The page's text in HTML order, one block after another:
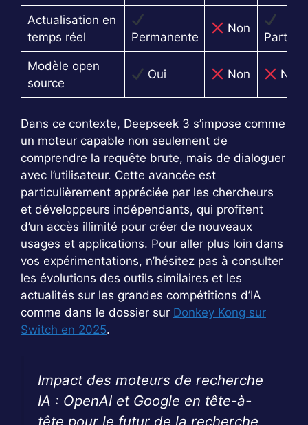
Actualisation en
temps réel
Permanente
Non
Modèle open
source
Oui Non Non
Dans ce contexte, Deepseek 3 s’impose comme
un moteur capable non seulement de
comprendre la requête brute, mais de dialoguer
avec l’utilisateur. Cette avancée est
particulièrement appréciée par les chercheurs
et développeurs indépendants, qui profitent
d’un accès illimité pour créer de nouveaux
usages et applications. Pour aller plus loin dans
vos expérimentations, n’hésitez pas à consulter
les évolutions des outils similaires et les
actualités sur les grandes compétitions d’IA
comme dans le dossier sur Donkey Kong sur
Switch en 2025.
Impact des moteurs de recherche
IA : OpenAI et Google en tête-à-
tête pour le futur de la recherche